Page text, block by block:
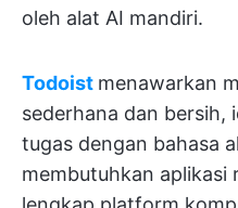
oleh alat AI mandiri.
Todoist menawarkan
sederhana dan bersih,
tugas dengan bahasa
membutuhkan